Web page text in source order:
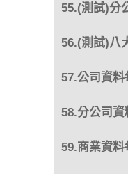
55.(測試)分
56.(測試)八
57.公司資
58.分公司
59.商業資